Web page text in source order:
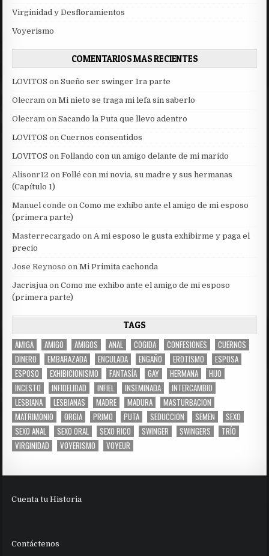
Virginidad y Desfloramientos
Voyerismo
COMENTARIOS MAS RECIENTES
LOVITOS onSueño ser swinger 1ra parte
Olecram onMi nieto se traga mi lefa sin saberlo
Olecram onSacando la Puta que llevo adentro
LOVITOS onCuernos consentidos
LOVITOS onFollando con un amigo delante de mi marido
Alisonr12 onFollé con mi novia, su madre y sus hermanas
(Capítulo 1)
Manuel conde onComo me exhibo ante el amigo de mi esposo
(primera parte)
Masterrecargado onA mi esposo le gusta exhibirme y paga el
precio
Jose Reynoso onMi Primita cachonda
Jacrisjua onComo me exhibo ante el amigo de mi esposo
(primera parte)
TAGS
AMIGA AMIGO AMIGOS ANAL COGIDA CONFESIONES
CUERNOS
DINERO
EMBARAZADA ENCULADA ENGAÑO EROTISMO
ESPOSA
ESPOSO
EXHIBICIONISMO FANTASÍA GAY HERMANA
HIJO
INCESTO
INFIDELIDAD INFIEL INSEMINADA
INTERCAMBIO
LESBIANA
LESBIANAS MADRE MADURA
MASTURBACION
MATRIMONIO
ORGIA PRIMO PUTA SEDUCCION SEMEN
SEXO
SEXO ANAL
SEXO ORAL SEXO RICO SWINGER SWINGERS
TRÍO
VIRGINIDAD
VOYERISMO VOYEUR
Cuenta tu Historia
Contáctenos